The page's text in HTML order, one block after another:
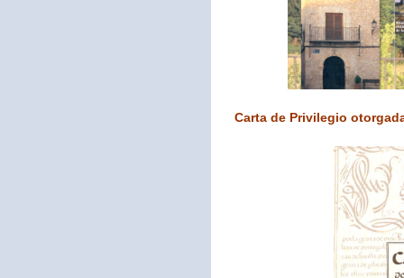
Carta de Privilegio